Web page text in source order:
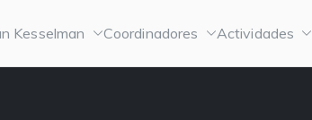
Kesselman Coordinadores Actividades